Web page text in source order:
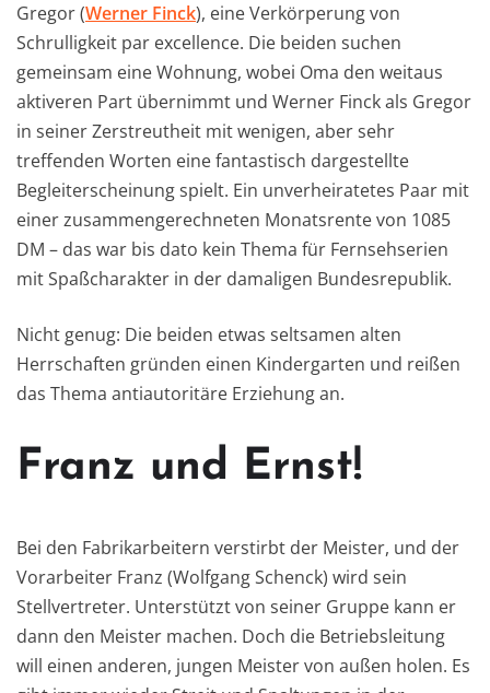
Gregor (Werner Finck), eine Verkörperung von
Schrulligkeit par excellence. Die beiden suchen
gemeinsam eine Wohnung, wobei Oma den weitaus
aktiveren Part übernimmt und Werner Finck als Gregor
in seiner Zerstreutheit mit wenigen, aber sehr
treffenden Worten eine fantastisch dargestellte
Begleiterscheinung spielt. Ein unverheiratetes Paar mit
einer zusammengerechneten Monatsrente von 1085
DM – das war bis dato kein Thema für Fernsehserien
mit Spaßcharakter in der damaligen Bundesrepublik.
Nicht genug: Die beiden etwas seltsamen alten
Herrschaften gründen einen Kindergarten und reißen
das Thema antiautoritäre Erziehung an.
Franz und Ernst!
Bei den Fabrikarbeitern verstirbt der Meister, und der
Vorarbeiter Franz (Wolfgang Schenck) wird sein
Stellvertreter. Unterstützt von seiner Gruppe kann er
dann den Meister machen. Doch die Betriebsleitung
will einen anderen, jungen Meister von außen holen. Es